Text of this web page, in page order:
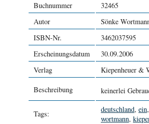
Buchnummer
32465
Autor
Sönke
ISBN-Nr.
3462037595
Erscheinungsdatum
30.09.2006
Verlag
Kiepenheuer &
Beschreibung keinerlei
Tags: deutschland, ein
wortmann,